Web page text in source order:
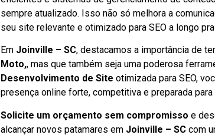
sempre atualizado. Isso não só melhora a
seu site relevante e otimizado para SEO a longo
Em Joinville – SC, destacamos a importância de
Moto,, mas que também seja uma poderosa
Desenvolvimento de Site otimizada para SEO,
presença online forte, competitiva e preparada para
Solicite um orçamento sem compromisso e
alcançar novos patamares em Joinville – SC com